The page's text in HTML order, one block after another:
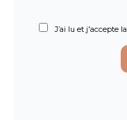
J’ai lu et j'accepte la